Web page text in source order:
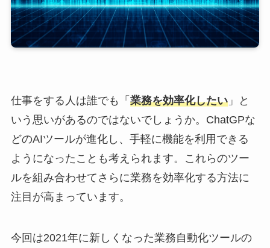
仕事をする人は誰でも「 業務を効率化したい」と
いう思いがあるのではないでしょうか。ChatGPな
どのAIツールが進化し、手軽に機能を利用できる
ようになったことも考えられます。これらのツー
ルを組み合わせてさらに業務を効率化する方法に
注目が高まっています。
今回は2021年に新しくなった業務自動化ツールの